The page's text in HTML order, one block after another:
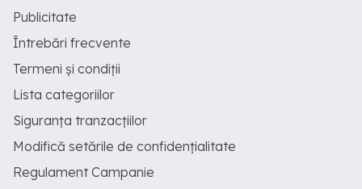
Publicitate
Întrebări frecvente
Termeni și condiții
Lista categoriilor
Siguranța tranzacțiilor
Modifică setările de confidențialitate
Regulament Campanie